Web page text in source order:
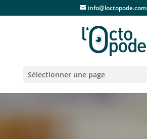
info@loctopode.com
Sélectionner une page